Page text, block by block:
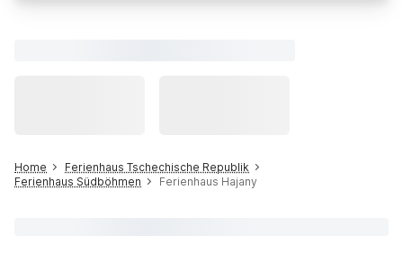
Home
Ferienhaus Tschechische Republik
Ferienhaus Südböhmen
Ferienhaus Hajany